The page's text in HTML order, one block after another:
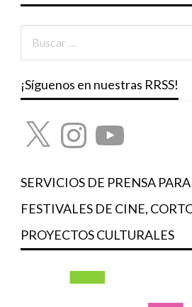
¡Síguenos en nuestras RRSS!
X InstagramYouTube
SERVICIOS DE PRENSA
FESTIVALES DE CINE,
PROYECTOS CULTURALES